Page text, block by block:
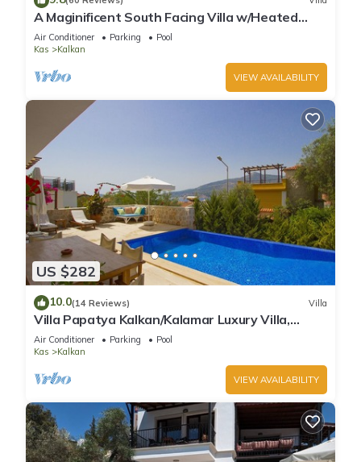
A Maginificent South Facing Villa w/Heated
Infinity Pool And Stunning Sea Views
Air Conditioner Parking
Pool
Kas
Kalkan
VIEW AVAILABILITY
US $282
10.0(14 Reviews) Villa
Villa Papatya Kalkan/Kalamar Luxury Villa,
Private Pool, 2 Minutes to the Beach.
Air Conditioner Parking
Pool
Kas
Kalkan
VIEW AVAILABILITY